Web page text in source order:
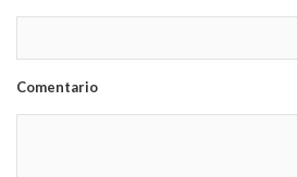
Comentario